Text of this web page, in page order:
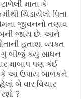
માતા કે
ચિડાયેલો પિતા
જીવનનો તણાવ
બની જાય છે. આને
હતાશા વ્યક્ત
બીજું કયું સાધન
માબાપ પણ કંઈ
આ ઉપાય બાળકને
બે વાર વિચાર
?